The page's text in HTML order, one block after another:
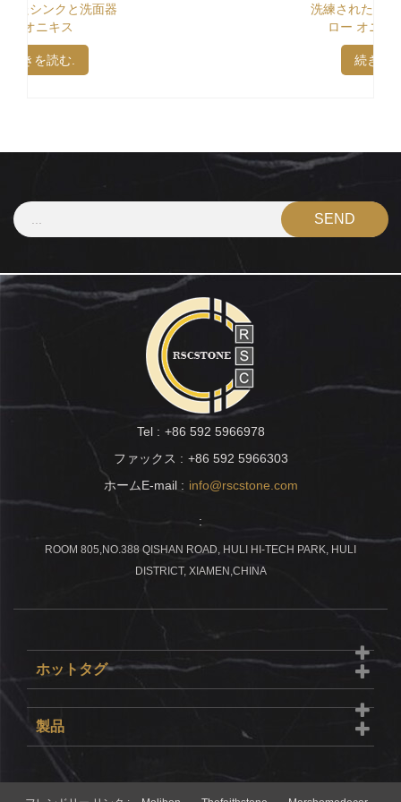
Tel : +86 592 5966978
ファックス : +86 592 5966303
ホームE-mail : info@rscstone.com
:
ROOM 805,NO.388 QISHAN ROAD, HULI HI-TECH PARK, HULI
DISTRICT, XIAMEN,CHINA
ホットタグ
製品